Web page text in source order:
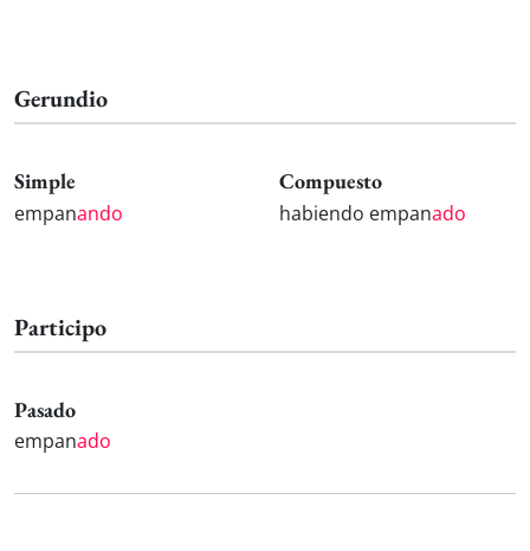
Gerundio
Simple
empanando
Compuesto
habiendo empanado
Participo
Pasado
empanado